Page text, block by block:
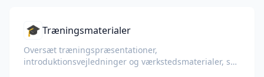
🎓Træningsmaterialer
Oversæt træningspræsentationer,
introduktionsvejledninger og værkstedsmaterialer, så